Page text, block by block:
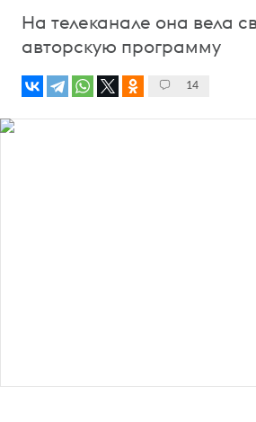
На телеканале она вела
авторскую программу
14